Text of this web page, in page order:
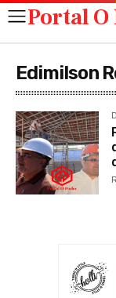
Portal O
Edimilson